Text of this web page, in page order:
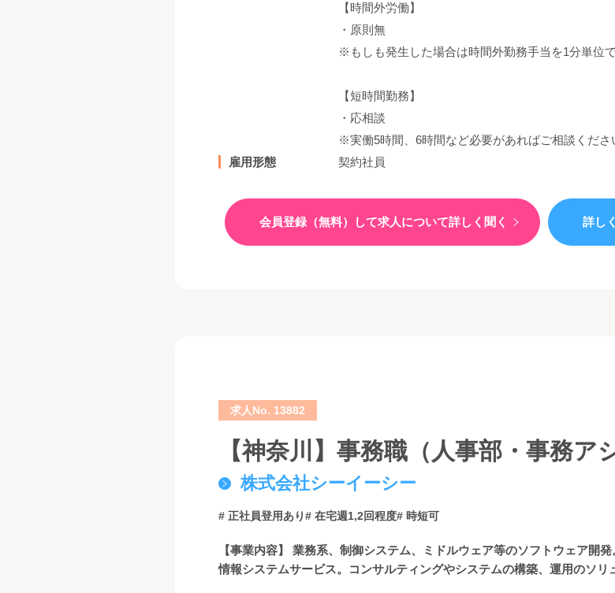
【時間外労働】
・原則無
※もしも発生した場合は時間外勤務手当を1分単位
【短時間勤務】
・応相談
※実働5時間、6時間など必要があればご相談くださ
雇用形態
契約社員
会員登録（無料）して求人について詳しく聞く 詳し
求人No. 13882
【神奈川】事務職（人事部・事務ア
株式会社シーイーシー
# 正社員登用あり# 在宅週1,2回程度# 時短可
【事業内容】 業務系、制御システム、ミドルウェア等のソフトウェア開
情報システムサービス。コンサルティングやシステムの構築、運用のソリ